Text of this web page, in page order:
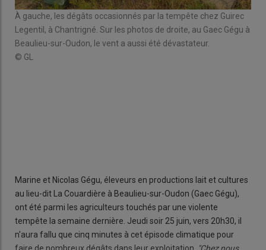
À gauche, les dégâts occasionnés par la tempête chez Guirec
Legentil, à Chantrigné. Sur les photos de droite, au Gaec Gégu à
Beaulieu-sur-Oudon, le vent a aussi été dévastateur.
© GL
Marine et Nicolas Gégu, éleveurs en productions lait et cultures
au lieu-dit La Couardière à Beaulieu-sur-Oudon (Gaec Gégu),
ont été parmi les agriculteurs touchés par une violente
tempête la semaine dernière. Jeudi soir 25 juin, vers 20h30, il
n'aura fallu que cinq minutes à cet épisode climatique pour